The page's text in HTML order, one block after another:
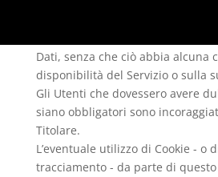
Dati, senza che ciò abbia alcuna
disponibilità del Servizio o sulla
Gli Utenti che dovessero avere
siano obbligatori sono
Titolare.
L’eventuale utilizzo di Cookie -
tracciamento - da parte di questo